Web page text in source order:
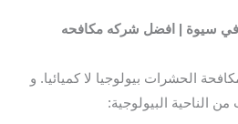
سيوة | افضل شركه مكافحه
الحشرات بيولوجيا لا كميائيا. و
الناحية البيولوجية: